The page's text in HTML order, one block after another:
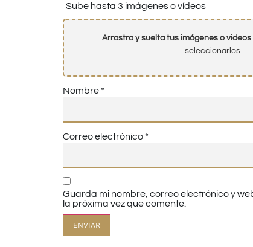
Sube hasta 3 imágenes o vídeos
Arrastra y suelta tus imágenes o videos
seleccionarlos.
Nombre *
Correo electrónico *
Guarda mi nombre, correo electrónico y
la próxima vez que comente.